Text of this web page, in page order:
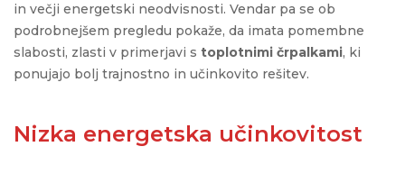
in večji energetski neodvisnosti. Vendar pa se ob
podrobnejšem pregledu pokaže, da imata pomembne
slabosti, zlasti v primerjavi s toplotnimi črpalkami, ki
ponujajo bolj trajnostno in učinkovito rešitev.
Nizka energetska učinkovitost